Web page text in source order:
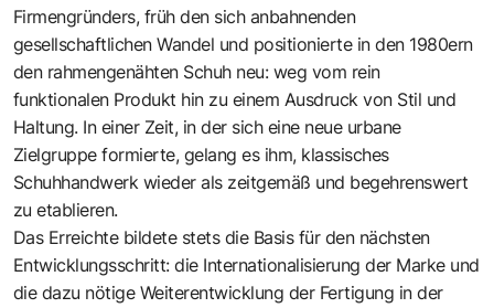
Firmengründers, früh den sich anbahnenden
gesellschaftlichen Wandel und positionierte in den 1980ern
den rahmengenähten Schuh neu: weg vom rein
funktionalen Produkt hin zu einem Ausdruck von Stil und
Haltung. In einer Zeit, in der sich eine neue urbane
Zielgruppe formierte, gelang es ihm, klassisches
Schuhhandwerk wieder als zeitgemäß und begehrenswert
zu etablieren.
Das Erreichte bildete stets die Basis für den nächsten
Entwicklungsschritt: die Internationalisierung der Marke und
die dazu nötige Weiterentwicklung der Fertigung in der